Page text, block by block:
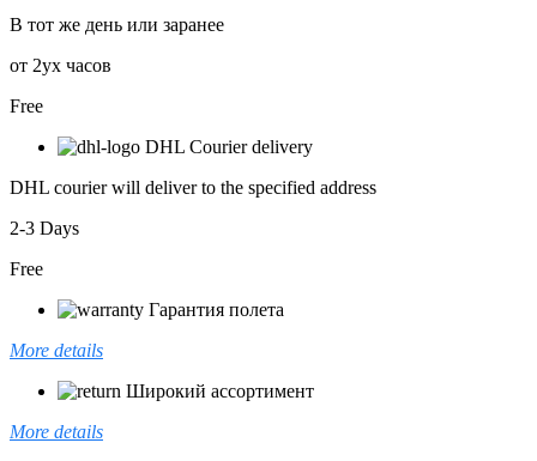
В тот же день или заранее
от 2ух часов
Free
DHL Courier delivery
DHL courier will deliver to the specified address
2-3 Days
Free
Гарантия полета
More details
Широкий ассортимент
More details